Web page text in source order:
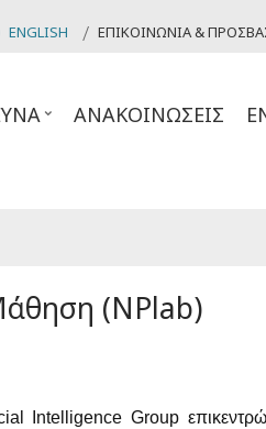
ENGLISH
Top
ΕΠΙΚΟΙΝΩΝΊΑ &
ΑΝΑΚΟΙΝΏΣΕΙΣ
(NPlab)
Intelligence Group